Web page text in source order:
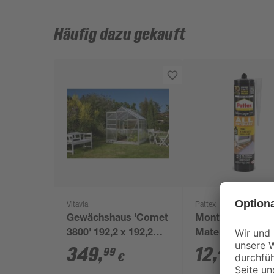
Häufig dazu gekauft
Vitavia
Gewächshaus 'Comet
3800' 192,2 x 192,2
cm mit 4 mm
Hohlkammerplatten
349,99 €
Pattex
Montagekleber
Materials' weiß
12,49 €